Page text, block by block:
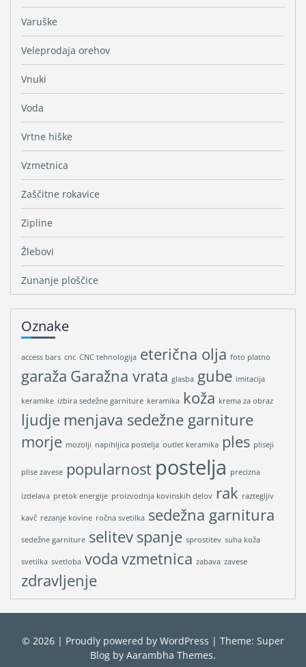
Varuške
Veleprodaja orehov
Vnuki
Voda
Vrtne hiške
Vzmetnica
Zaščitne rokavice
Zipline
Žlebovi
Zunanje ploščice
Oznake
access bars cnc CNC tehnologija eterična olja foto platno
garaža Garažna vrata glasba gube imitacija
keramike izbira sedežne garniture keramika koža krema za obraz
ljudje menjava sedežne garniture
morje mozolji napihljica postelja outlet keramika ples pliseji
plise zavese popularnost postelja precizna
izdelava pretok energije proizvodnja kovinskih delov rak raztegljiv
kavč rezanje kovine ročna svetilka sedežna garnitura
sedežne garniture selitev spanje sprostitev suha koža
svetilka svetloba voda vzmetnica zabava zavese
zdravljenje
© 2026 | Proudly powered by WordPress | Theme: Super
Blog by Aarambha Themes.